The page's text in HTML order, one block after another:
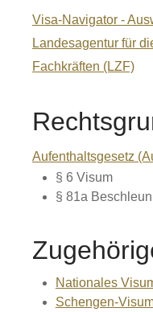
Visa-Navigator -
Landesagentur für
Fachkräften (LZF)
Aufenthaltsgesetz
§ 6 Visum
§ 81a
Nationales
Schengen-